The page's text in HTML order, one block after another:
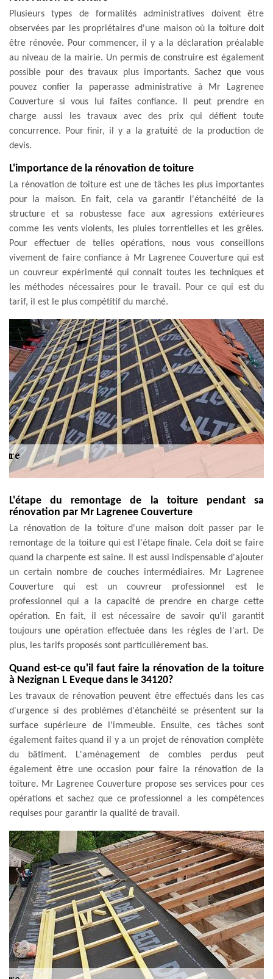
Plusieurs types de formalités administratives doivent être
observées par les propriétaires d'une maison où la toiture doit
être rénovée. Pour commencer, il y a la déclaration préalable
au niveau de la mairie. Un permis de construire est également
possible pour des travaux plus importants. Sachez que vous
pouvez confier la paperasse administrative à Mr Lagrenee
Couverture si vous lui faites confiance. Il peut prendre en
charge aussi les travaux avec des prix qui défient toute
concurrence. Pour finir, il y a la gratuité de la production de
devis.
L'importance de la rénovation de toiture
La rénovation de toiture est une de tâches les plus importantes
pour la maison. En fait, cela va garantir l'étanchéité de la
structure et sa robustesse face aux agressions extérieures
comme les vents violents, les pluies torrentielles et les grêles.
Pour effectuer de telles opérations, nous vous conseillons
vivement de faire confiance à Mr Lagrenee Couverture qui est
un couvreur expérimenté qui connait toutes les techniques et
les méthodes nécessaires pour le travail. Pour ce qui est du
tarif, il est le plus compétitif du marché.
L'étape du remontage de la toiture pendant sa
rénovation par Mr Lagrenee Couverture
La rénovation de la toiture d'une maison doit passer par le
remontage de la toiture qui est l'étape finale. Cela doit se faire
quand la charpente est saine. Il est aussi indispensable d'ajouter
un certain nombre de couches intermédiaires. Mr Lagrenee
Couverture qui est un couvreur professionnel est le
professionnel qui a la capacité de prendre en charge cette
opération. En fait, il est nécessaire de savoir qu'il garantit
toujours une opération effectuée dans les règles de l'art. De
plus, les tarifs proposés sont particulièrement bas.
Quand est-ce qu'il faut faire la rénovation de la toiture
à Nezignan L Eveque dans le 34120?
Les travaux de rénovation peuvent être effectués dans les cas
d'urgence si des problèmes d'étanchéité se présentent sur la
surface supérieure de l'immeuble. Ensuite, ces tâches sont
également faites quand il y a un projet de rénovation complète
du bâtiment. L'aménagement de combles perdus peut
également être une occasion pour faire la rénovation de la
toiture. Mr Lagrenee Couverture propose ses services pour ces
opérations et sachez que ce professionnel a les compétences
requises pour garantir la qualité de travail.